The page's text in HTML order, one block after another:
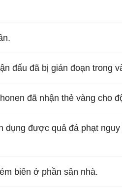
đấu đã bị gián đoạn trong
đã nhận thẻ vàng cho
dụng được quả đá phạt
biên ở phần sân nhà.